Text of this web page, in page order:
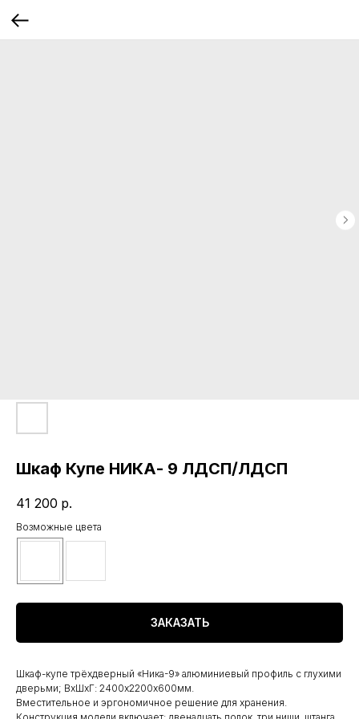
Шкаф Купе НИКА- 9 ЛДСП/ЛДСП
41 200 р.
Возможные цвета
ЗАКАЗАТЬ
Шкаф-купе трёхдверный «Ника-9» алюминиевый профиль с глухими
дверьми; ВхШхГ: 2400х2200х600мм.
Вместительное и эргономичное решение для хранения.
Конструкция модели включает: двенадцать полок, три ниши, штанга